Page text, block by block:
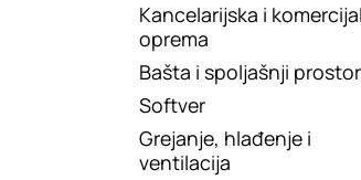
Kancelarijska i
oprema
Bašta i spoljašnji prostor
Softver
Grejanje, hlađenje i
ventilacija